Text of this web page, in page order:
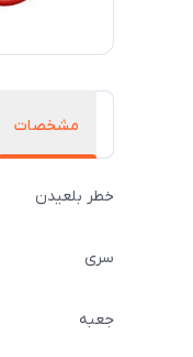
مشخصات
خطر بلعیدن
سری
جعبه